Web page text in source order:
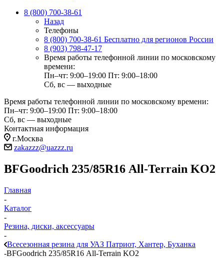
8 (800) 700-38-61
Назад
Телефоны
8 (800) 700-38-61 Бесплатно для регионов России
8 (903) 798-47-17
Время работы телефонной линии по московскому
времени:
Пн–чт: 9:00–19:00 Пт: 9:00–18:00
Сб, вс — выходные
Время работы телефонной линии по московскому времени:
Пн–чт: 9:00–19:00 Пт: 9:00–18:00
Сб, вс — выходные
Контактная информация
г.Москва
zakazzz@uazzz.ru
BFGoodrich 235/85R16 Аll-Terrain KO2
Главная
-
Каталог
-
Резина, диски, аксессуары
-
Всесезонная резина для УАЗ Патриот, Хантер, Буханка
-BFGoodrich 235/85R16 Аll-Terrain KO2